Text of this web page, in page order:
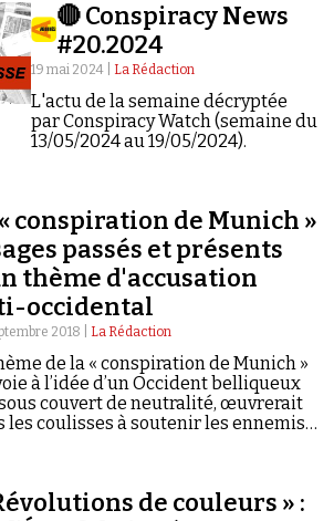
de presse
Newsletter
Faire un don
🔴 Conspiracy News
#20.2024
19 mai 2024 | La Rédaction
L'actu de la semaine décryptée
par Conspiracy Watch (semaine du
13/05/2024 au 19/05/2024).
conspiration de Munich »
passés et présents
thème d'accusation
occidental
2018 | La Rédaction
de la « conspiration de Munich »
à l’idée d’un Occident belliqueux
couvert de neutralité, œuvrerait
les coulisses à soutenir les ennemis
de couleurs » :